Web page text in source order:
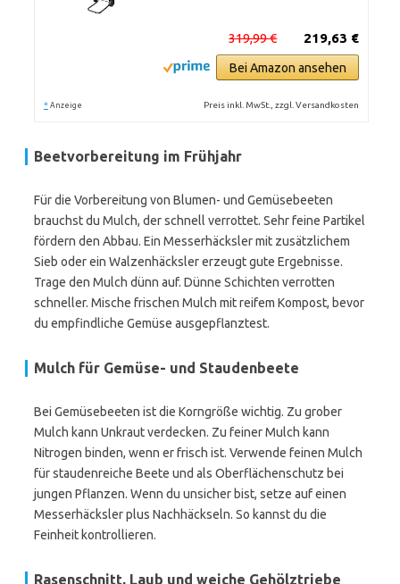
219,63 €
319,99 €
Bei Amazon ansehen
* Anzeige Preis inkl. MwSt., zzgl. Versandkosten
Beetvorbereitung im Frühjahr
Für die Vorbereitung von Blumen- und Gemüsebeeten
brauchst du Mulch, der schnell verrottet. Sehr feine Partikel
fördern den Abbau. Ein Messerhäcksler mit zusätzlichem
Sieb oder ein Walzenhäcksler erzeugt gute Ergebnisse.
Trage den Mulch dünn auf. Dünne Schichten verrotten
schneller. Mische frischen Mulch mit reifem Kompost, bevor
du empfindliche Gemüse ausgepflanztest.
Mulch für Gemüse- und Staudenbeete
Bei Gemüsebeeten ist die Korngröße wichtig. Zu grober
Mulch kann Unkraut verdecken. Zu feiner Mulch kann
Nitrogen binden, wenn er frisch ist. Verwende feinen Mulch
für staudenreiche Beete und als Oberflächenschutz bei
jungen Pflanzen. Wenn du unsicher bist, setze auf einen
Messerhäcksler plus Nachhäckseln. So kannst du die
Feinheit kontrollieren.
Rasenschnitt, Laub und weiche Gehölztriebe